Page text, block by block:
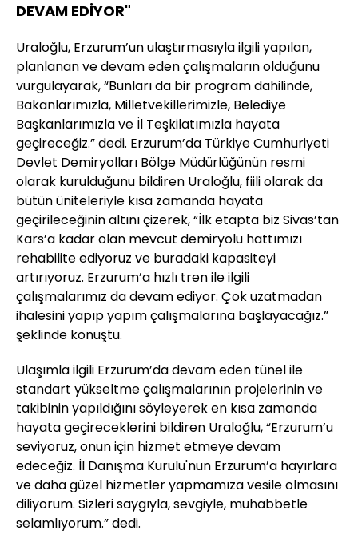
DEVAM EDİYOR"
Uraloğlu, Erzurum’un ulaştırmasıyla ilgili yapılan,
planlanan ve devam eden çalışmaların olduğunu
vurgulayarak, “Bunları da bir program dahilinde,
Bakanlarımızla, Milletvekillerimizle, Belediye
Başkanlarımızla ve İl Teşkilatımızla hayata
geçireceğiz.” dedi. Erzurum’da Türkiye Cumhuriyeti
Devlet Demiryolları Bölge Müdürlüğünün resmi
olarak kurulduğunu bildiren Uraloğlu, fiili olarak da
bütün üniteleriyle kısa zamanda hayata
geçirileceğinin altını çizerek, “İlk etapta biz Sivas’tan
Kars’a kadar olan mevcut demiryolu hattımızı
rehabilite ediyoruz ve buradaki kapasiteyi
artırıyoruz. Erzurum’a hızlı tren ile ilgili
çalışmalarımız da devam ediyor. Çok uzatmadan
ihalesini yapıp yapım çalışmalarına başlayacağız.”
şeklinde konuştu.
Ulaşımla ilgili Erzurum’da devam eden tünel ile
standart yükseltme çalışmalarının projelerinin ve
takibinin yapıldığını söyleyerek en kısa zamanda
hayata geçireceklerini bildiren Uraloğlu, “Erzurum’u
seviyoruz, onun için hizmet etmeye devam
edeceğiz. İl Danışma Kurulu'nun Erzurum’a hayırlara
ve daha güzel hizmetler yapmamıza vesile olmasını
diliyorum. Sizleri saygıyla, sevgiyle, muhabbetle
selamlıyorum.” dedi.